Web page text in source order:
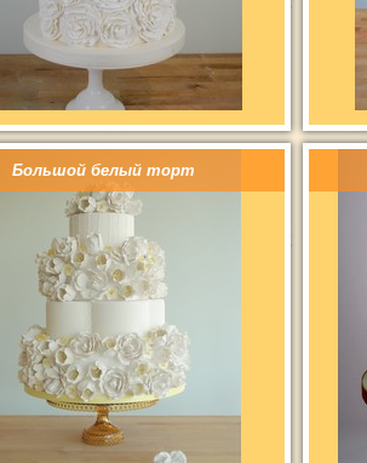
Большой белый торт